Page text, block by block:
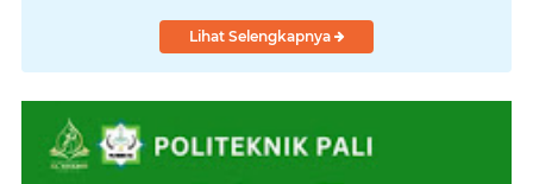
Lihat Selengkapnya